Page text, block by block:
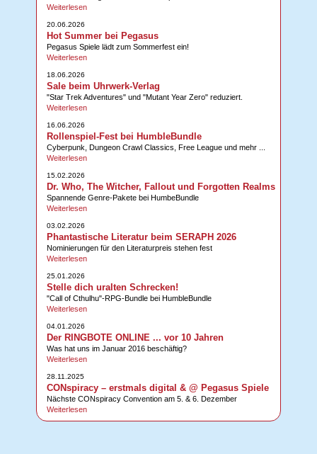
Weiterlesen
20.06.2026
Hot Summer bei Pegasus
Pegasus Spiele lädt zum Sommerfest ein!
Weiterlesen
18.06.2026
Sale beim Uhrwerk-Verlag
"Star Trek Adventures" und "Mutant Year Zero" reduziert.
Weiterlesen
16.06.2026
Rollenspiel-Fest bei HumbleBundle
Cyberpunk, Dungeon Crawl Classics, Free League und mehr ...
Weiterlesen
15.02.2026
Dr. Who, The Witcher, Fallout und Forgotten Realms
Spannende Genre-Pakete bei HumbeBundle
Weiterlesen
03.02.2026
Phantastische Literatur beim SERAPH 2026
Nominierungen für den Literaturpreis stehen fest
Weiterlesen
25.01.2026
Stelle dich uralten Schrecken!
"Call of Cthulhu"-RPG-Bundle bei HumbleBundle
Weiterlesen
04.01.2026
Der RINGBOTE ONLINE ... vor 10 Jahren
Was hat uns im Januar 2016 beschäftig?
Weiterlesen
28.11.2025
CONspiracy – erstmals digital & @ Pegasus Spiele
Nächste CONspiracy Convention am 5. & 6. Dezember
Weiterlesen